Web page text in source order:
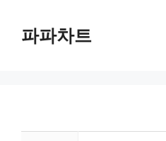
content파파차트